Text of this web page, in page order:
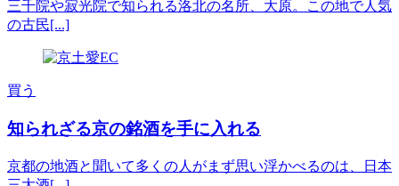
三千院や寂光院で知られる洛北の名所、大原。この地で人気
の古民[...]
買う
知られざる京の銘酒を手に入れる
京都の地酒と聞いて多くの人がまず思い浮かべるのは、日本